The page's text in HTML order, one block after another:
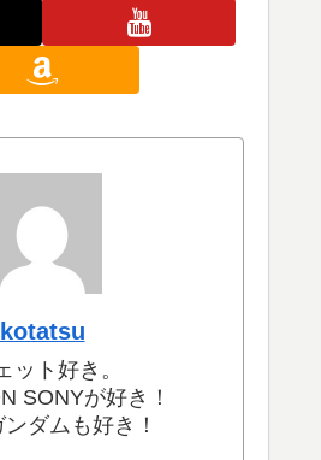
kotatsu
ット好き。
SONYが好き！
ダムも好き！